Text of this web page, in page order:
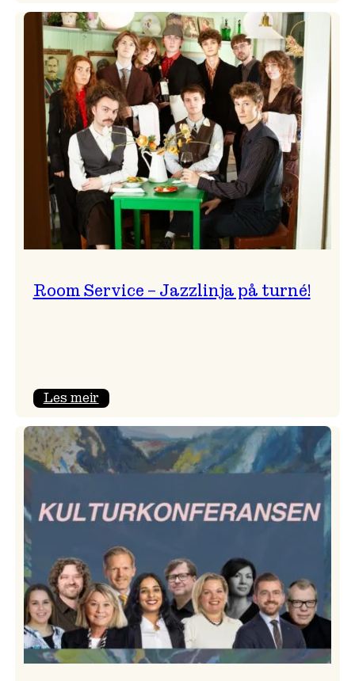
–
Griegakademiet
speler
fleire
konsertar
gjennom
dagen
Room Service – Jazzlinja på turné!
Les meir:
Service
–
Jazzlinja
turné!